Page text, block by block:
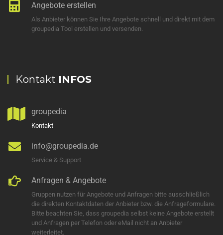
Angebote erstellen
Als Anbieter können Sie Ihre Angebote schnell und direkt mit dem
groupedia Tool erstellen und versenden.
Kontakt INFOS
groupedia
Kontakt
info@groupedia.de
Service & Support
Anfragen & Angebote
Gruppen nutzen für Angebote und Anfragen bitte ausschließlich
die direkten Kontaktdaten der Anbieter bzw. die Anfrageformulare.
Bitte beachten Sie, dass groupedia selbst keine Angebote erstellt
und Anfragen per Telefon oder eMail nicht an Anbieter
weiterleitet.